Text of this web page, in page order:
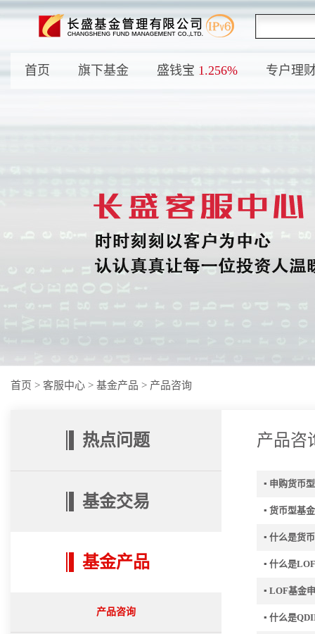
首页 旗下基金 盛钱宝 1.256% 专户理
首页 > 客服中心 > 基金产品 > 产品咨询
热点问题
基金交易
基金产品
产品咨询
产品咨
▪ 申购货币
▪ 货币型基
▪ 什么是货
▪ 什么是
▪ LOF基金
▪ 什么是